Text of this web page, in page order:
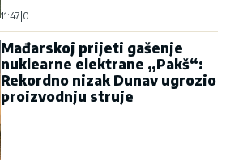
11:47|0
Mađarskoj prijeti gašenje
nuklearne elektrane „Pakš“:
Rekordno nizak Dunav ugrozio
proizvodnju struje